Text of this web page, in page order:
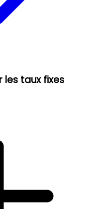
les taux fixes